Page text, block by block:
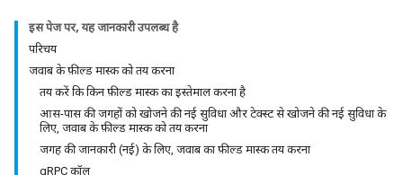
इस पेज पर, यह जानकारी उपलब्ध है
परिचय
जवाब के फ़ील्ड मास्क को तय करना
तय करें कि किन फ़ील्ड मास्क का इस्तेमाल करना है
आस-पास की जगहों को खोजने की नई सुविधा और टेक्स्ट से खोजने की नई सुविधा के
लिए, जवाब के फ़ील्ड मास्क को तय करना
जगह की जानकारी (नई) के लिए, जवाब का फ़ील्ड मास्क तय करना
gRPC कॉल